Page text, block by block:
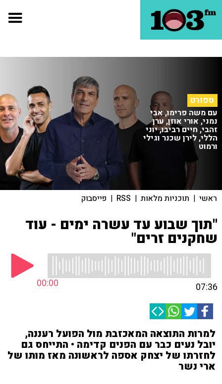
ספורט
עם משה פרימו, אבי
נמני, אורי אוזן, ערן
זהבי, חיים רביבו, יוני
הללי, לירן שכנר וגילי
ורמוט
ראשי | תוכניות מלאות |
RSS
| פייסבוק
"תוך שבוע עד עשרה ימים - עוד
שחקנים זרים"
00:00 07:36
למרות התוצאה המאכזבת מול הפועל רעננה,
יובל נעים כבר עם הפנים קדימה • התייחס גם
לחזרתו של יצחק אספה לראשונה מאז מותו של
ארי נשר